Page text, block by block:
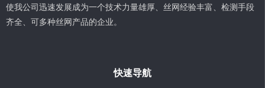
使我公司迅速发展成为一个技术力量雄厚、丝网经验丰富、检测手段
齐全、可多种丝网产品的企业。
快速导航